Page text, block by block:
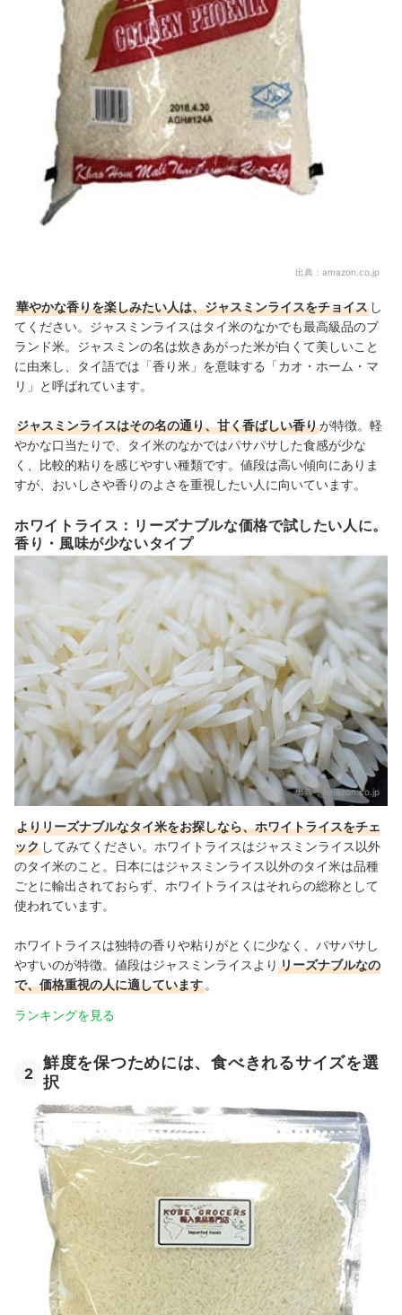
出典： amazon.co.jp
華やかな香りを楽しみたい人は、ジャスミンライスをチョイス し
てください。ジャスミンライスはタイ米のなかでも最高級品のブ
ランド米。ジャスミンの名は炊きあがった米が白くて美しいこと
に由来し、タイ語では「香り米」を意味する「カオ・ホーム・マ
リ」と呼ばれています。
ジャスミンライスはその名の通り、甘く香ばしい香りが特徴。軽
やかな口当たりで、タイ米のなかではパサパサした食感が少な
く、比較的粘りを感じやすい種類です。値段は高い傾向にありま
すが、おいしさや香りのよさを重視したい人に向いています。
ホワイトライス：リーズナブルな価格で試したい人に。
香り・風味が少ないタイプ
出典： amazon.co.jp
よりリーズナブルなタイ米をお探しなら、ホワイトライスをチェ
ック してみてください。ホワイトライスはジャスミンライス以外
のタイ米のこと。日本にはジャスミンライス以外のタイ米は品種
ごとに輸出されておらず、ホワイトライスはそれらの総称として
使われています。
ホワイトライスは独特の香りや粘りがとくに少なく、パサパサし
やすいのが特徴。値段はジャスミンライスより リーズナブルなの
で、価格重視の人に適しています 。
ランキングを見る
2
鮮度を保つためには、食べきれるサイズを選
択